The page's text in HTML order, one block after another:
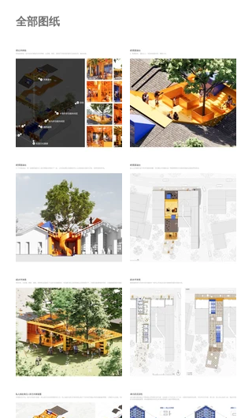
全部图纸